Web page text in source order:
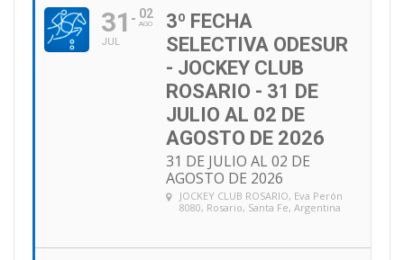
31
JUL
02
AGO
3º FECHA
SELECTIVA ODESUR
- JOCKEY CLUB
ROSARIO - 31 DE
JULIO AL 02 DE
AGOSTO DE 2026
31 DE JULIO AL 02 DE
AGOSTO DE 2026
JOCKEY CLUB ROSARIO, Eva Perón
8080, Rosario, Santa Fe, Argentina